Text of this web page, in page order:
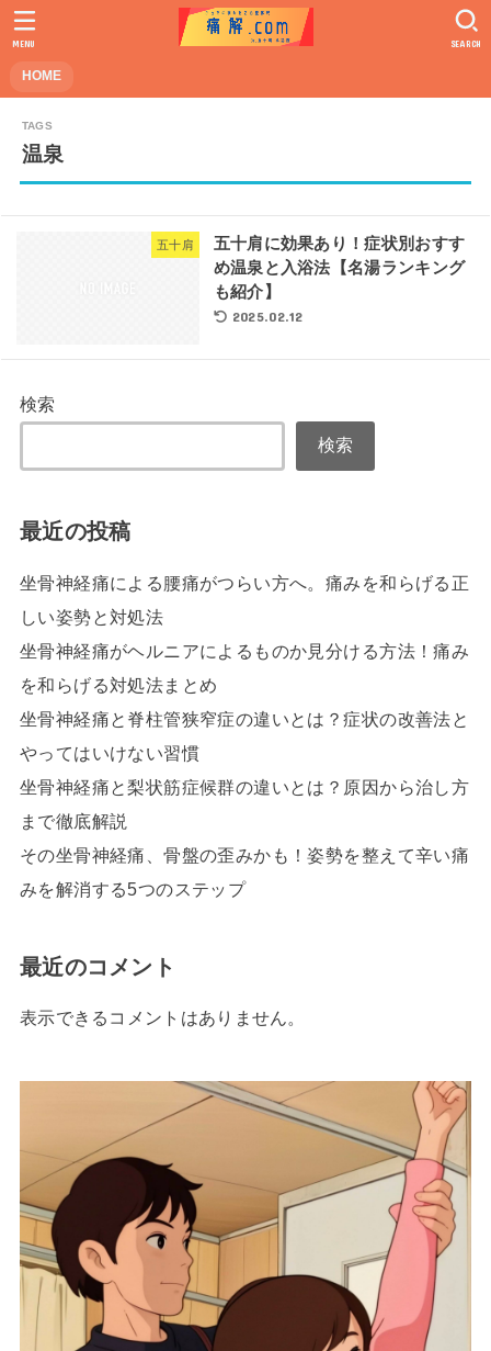
HOME
SEARCH
MENU
温泉
五十肩
五十肩に効果あり！症状別おすす
め温泉と入浴法【名湯ランキング
も紹介】
2025.02.12
検索
検索
最近の投稿
坐骨神経痛による腰痛がつらい方へ。痛みを和らげる正
しい姿勢と対処法
坐骨神経痛がヘルニアによるものか見分ける方法！痛み
を和らげる対処法まとめ
坐骨神経痛と脊柱管狭窄症の違いとは？症状の改善法と
やってはいけない習慣
坐骨神経痛と梨状筋症候群の違いとは？原因から治し方
まで徹底解説
その坐骨神経痛、骨盤の歪みかも！姿勢を整えて辛い痛
みを解消する5つのステップ
最近のコメント
表示できるコメントはありません。